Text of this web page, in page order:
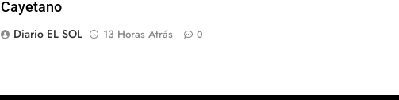
Cayetano
Diario EL SOL
13 Horas Atrás 0